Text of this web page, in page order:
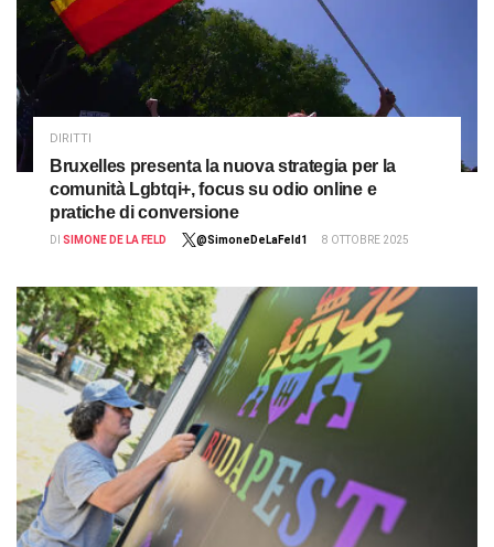
DIRITTI
Bruxelles presenta la nuova strategia per la
comunità Lgbtqi+, focus su odio online e
pratiche di conversione
DI SIMONE DE LA FELD @SimoneDeLaFeld1 8 OTTOBRE 2025